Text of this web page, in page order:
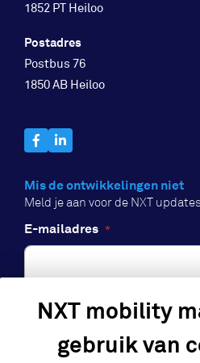
1852 PT Heiloo
Postadres
Postbus 76
1850 AB Heiloo
Mis de ontwikkelingen niet
Meld je aan voor de NXT updates
E-mailadres *
Aanmelden
NXT mobility
gebruik van